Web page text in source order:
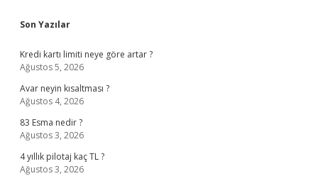
Sidebar
Son Yazılar
Kredi kartı limiti neye göre artar ?
Ağustos 5, 2026
Avar neyin kısaltması ?
Ağustos 4, 2026
83 Esma nedir ?
Ağustos 3, 2026
4 yıllık pilotaj kaç TL ?
Ağustos 3, 2026